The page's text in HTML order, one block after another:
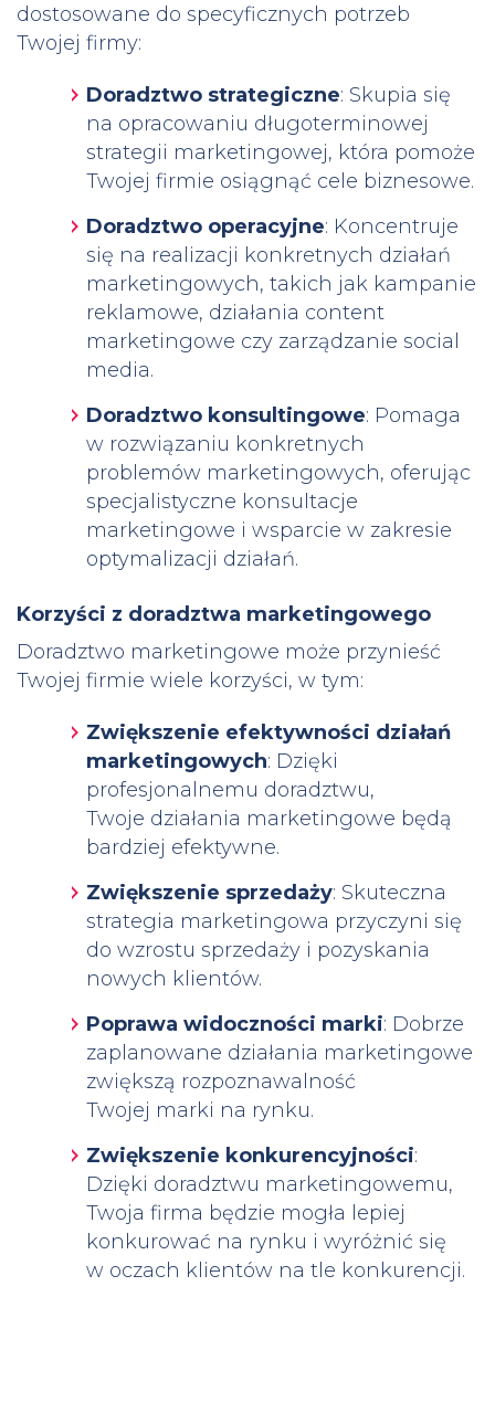
dostosowane do specyficznych potrzeb
Twojej firmy:
Doradztwo strategiczne: Skupia się
na opracowaniu długoterminowej
strategii marketingowej, która pomoże
Twojej firmie osiągnąć cele biznesowe.
Doradztwo operacyjne: Koncentruje
się na realizacji konkretnych działań
marketingowych, takich jak kampanie
reklamowe, działania content
marketingowe czy zarządzanie social
media.
Doradztwo konsultingowe: Pomaga
w rozwiązaniu konkretnych
problemów marketingowych, oferując
specjalistyczne konsultacje
marketingowe i wsparcie w zakresie
optymalizacji działań.
Korzyści z doradztwa marketingowego
Doradztwo marketingowe może przynieść
Twojej firmie wiele korzyści, w tym:
Zwiększenie efektywności działań
marketingowych: Dzięki
profesjonalnemu doradztwu,
Twoje działania marketingowe będą
bardziej efektywne.
Zwiększenie sprzedaży: Skuteczna
strategia marketingowa przyczyni się
do wzrostu sprzedaży i pozyskania
nowych klientów.
Poprawa widoczności marki: Dobrze
zaplanowane działania marketingowe
zwiększą rozpoznawalność
Twojej marki na rynku.
Zwiększenie konkurencyjności:
Dzięki doradztwu marketingowemu,
Twoja firma będzie mogła lepiej
konkurować na rynku i wyróżnić się
w oczach klientów na tle konkurencji.